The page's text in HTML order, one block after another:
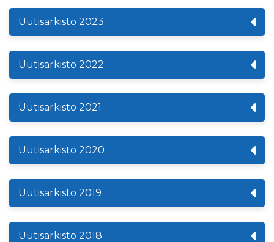
Uutisarkisto 2023
Uutisarkisto 2022
Uutisarkisto 2021
Uutisarkisto 2020
Uutisarkisto 2019
Uutisarkisto 2018